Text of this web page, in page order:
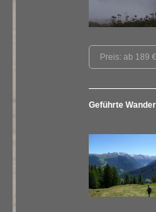
Preis: ab 189 €
Geführte